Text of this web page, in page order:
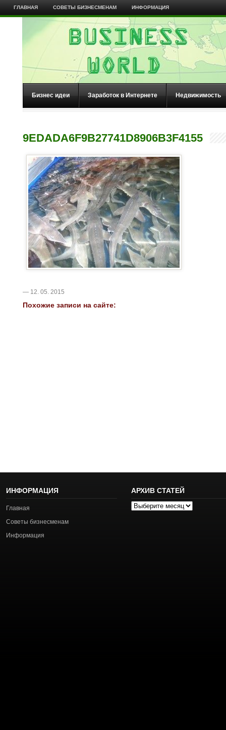
ГЛАВНАЯ СОВЕТЫ БИЗНЕСМЕНАМ ИНФОРМАЦИЯ
Бизнес идеи Заработок в Интернете Недвижимость
9EDADA6F9B27741D8906B3F4155
— 12. 05. 2015
Похожие записи на сайте:
ИНФОРМАЦИЯ
Главная
Советы бизнесменам
Информация
АРХИВ СТАТЕЙ
Архив